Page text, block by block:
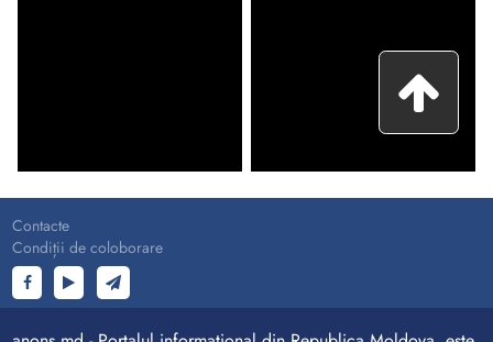
Contacte
Condiții de coloborare